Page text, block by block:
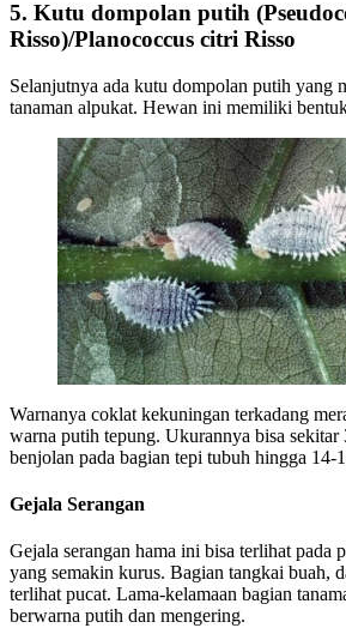
5. Kutu dompolan putih
Risso)/Planococcus citri Risso
Selanjutnya ada kutu dompolan putih yang
tanaman alpukat. Hewan ini memiliki
Warnanya coklat kekuningan terkadang
warna putih tepung. Ukurannya bisa sekitar
benjolan pada bagian tepi tubuh hingga 14-
Gejala Serangan
Gejala serangan hama ini bisa terlihat pada
yang semakin kurus. Bagian tangkai buah,
terlihat pucat. Lama-kelamaan bagian
berwarna putih dan mengering.